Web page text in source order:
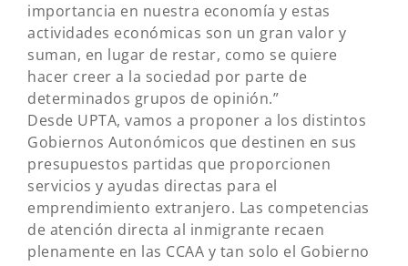
importancia en nuestra economía y estas
actividades económicas son un gran valor y
suman, en lugar de restar, como se quiere
hacer creer a la sociedad por parte de
determinados grupos de opinión.”
Desde UPTA, vamos a proponer a los distintos
Gobiernos Autonómicos que destinen en sus
presupuestos partidas que proporcionen
servicios y ayudas directas para el
emprendimiento extranjero. Las competencias
de atención directa al inmigrante recaen
plenamente en las CCAA y tan solo el Gobierno